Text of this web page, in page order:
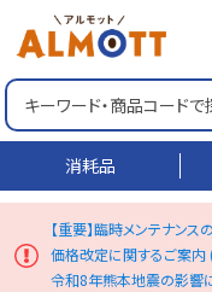
消耗品
【重要】臨時メンテナン
価格改定に関するご案
令和8年熊本地震の影響